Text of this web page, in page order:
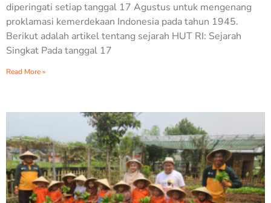
diperingati setiap tanggal 17 Agustus untuk mengenang
proklamasi kemerdekaan Indonesia pada tahun 1945.
Berikut adalah artikel tentang sejarah HUT RI: Sejarah
Singkat Pada tanggal 17
Read More »